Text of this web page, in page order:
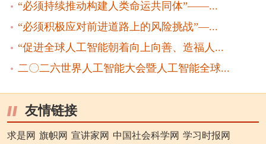
“必须持续推动构建人类命运共同体”——...
“必须积极应对前进道路上的风险挑战”—...
“促进全球人工智能朝着向上向善、造福人...
二〇二六世界人工智能大会暨人工智能全球...
友情链接
求是网 旗帜网 宣讲家网 中国社会科学网 学习时报网